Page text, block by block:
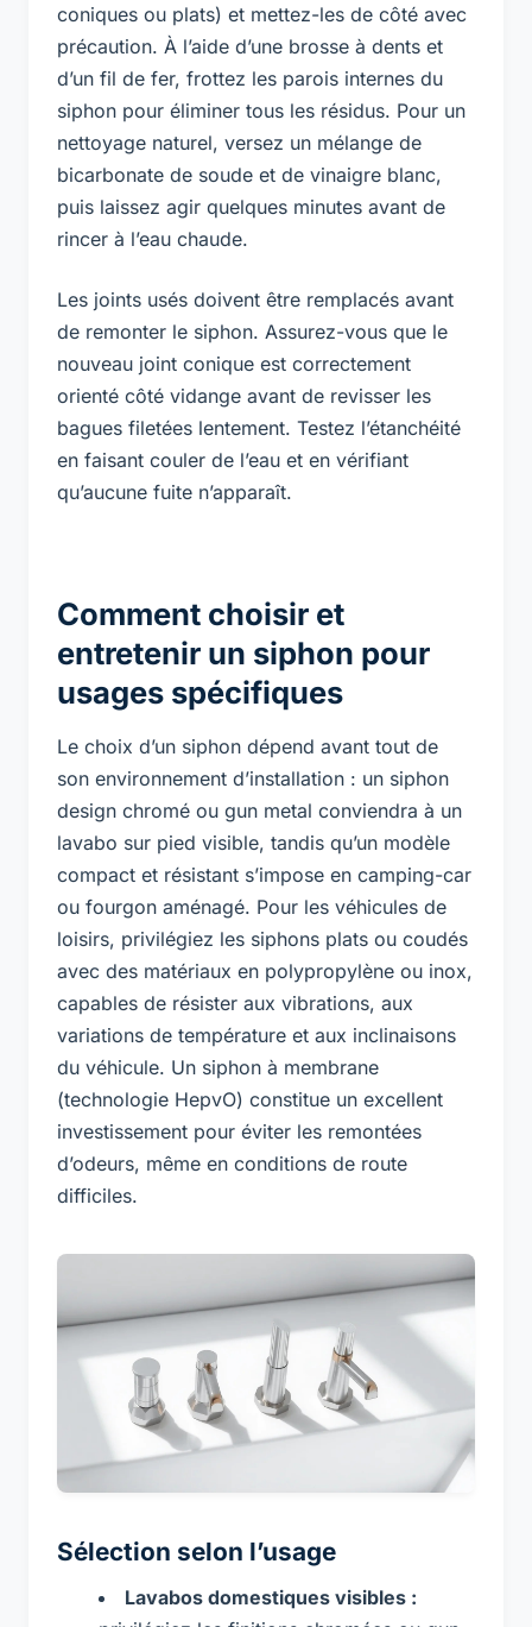
coniques ou plats) et mettez-les de côté avec
précaution. À l’aide d’une brosse à dents et
d’un fil de fer, frottez les parois internes du
siphon pour éliminer tous les résidus. Pour un
nettoyage naturel, versez un mélange de
bicarbonate de soude et de vinaigre blanc,
puis laissez agir quelques minutes avant de
rincer à l’eau chaude.
Les joints usés doivent être remplacés avant
de remonter le siphon. Assurez-vous que le
nouveau joint conique est correctement
orienté côté vidange avant de revisser les
bagues filetées lentement. Testez l’étanchéité
en faisant couler de l’eau et en vérifiant
qu’aucune fuite n’apparaît.
Comment choisir et
entretenir un siphon pour
usages spécifiques
Le choix d’un siphon dépend avant tout de
son environnement d’installation : un siphon
design chromé ou gun metal conviendra à un
lavabo sur pied visible, tandis qu’un modèle
compact et résistant s’impose en camping-car
ou fourgon aménagé. Pour les véhicules de
loisirs, privilégiez les siphons plats ou coudés
avec des matériaux en polypropylène ou inox,
capables de résister aux vibrations, aux
variations de température et aux inclinaisons
du véhicule. Un siphon à membrane
(technologie HepvO) constitue un excellent
investissement pour éviter les remontées
d’odeurs, même en conditions de route
difficiles.
Sélection selon l’usage
Lavabos domestiques visibles :